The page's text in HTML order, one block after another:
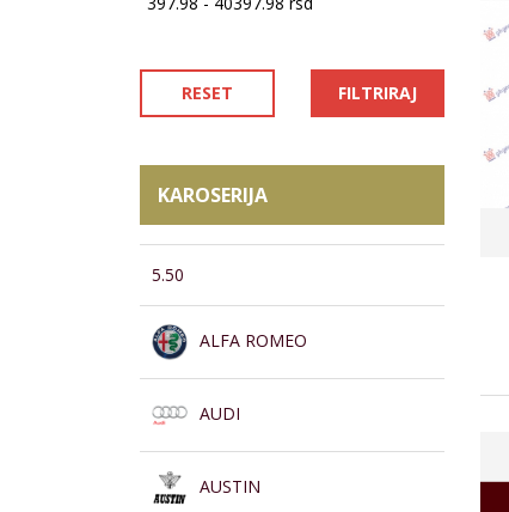
RESET FILTRIRAJ
KAROSERIJA
5.50
ALFA ROMEO
AUDI
AUSTIN